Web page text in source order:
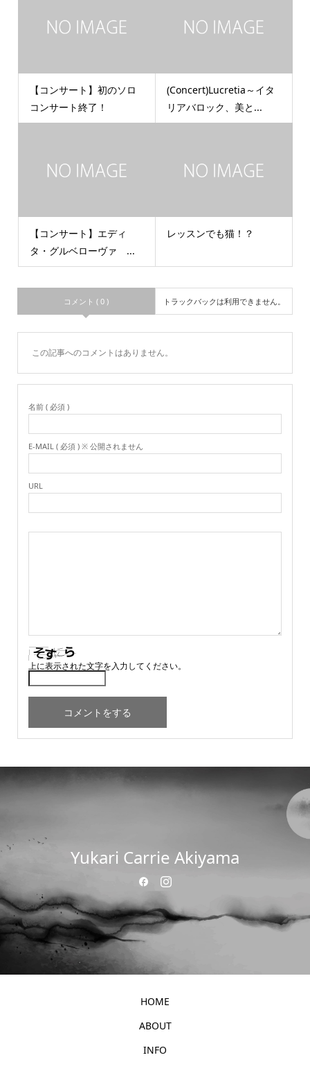
【コンサート】初のソロ
コンサート終了！
(Concert)Lucretia～イタ
リアバロック、美と...
【コンサート】エディ
タ・グルベローヴァ ...
レッスンでも猫！？
コメント ( 0 ) トラックバックは利用できません。
この記事へのコメントはありません。
名前 ( 必須 )
E-MAIL ( 必須 ) ※ 公開されません
URL
上に表示された文字を入力してください。
Yukari Carrie Akiyama
HOME
ABOUT
INFO